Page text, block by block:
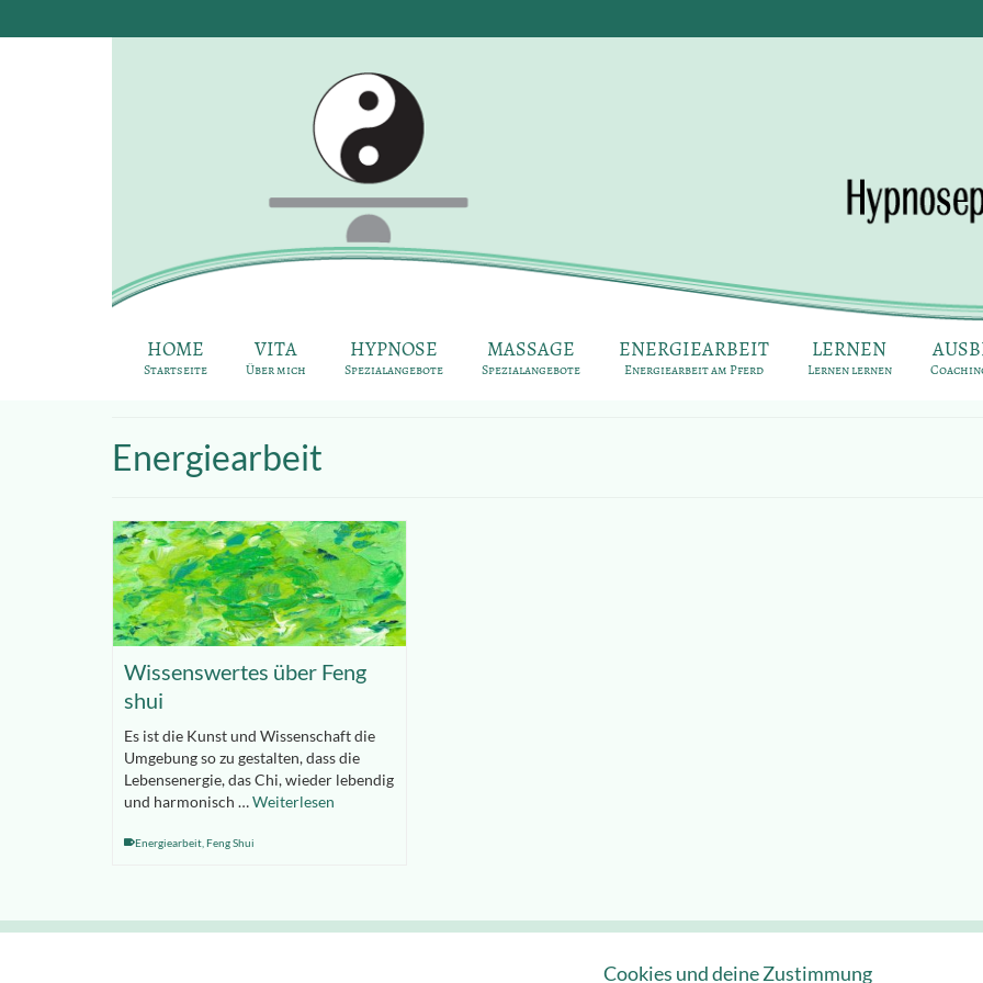
HOME
Startseite
VITA
Über mich
HYPNOSE
Spezialangebote
MASSAGE
Spezialangebote
ENERGIEARBEIT
Energiearbeit am Pferd
LERNEN
Lernen lernen
Energiearbeit
Wissenswertes über Feng
shui
Es ist die Kunst und Wissenschaft die
Umgebung so zu gestalten, dass die
Lebensenergie, das Chi, wieder lebendig
und harmonisch …Weiterlesen
Energiearbeit Feng Shui
Cookies und deine Zustimmung